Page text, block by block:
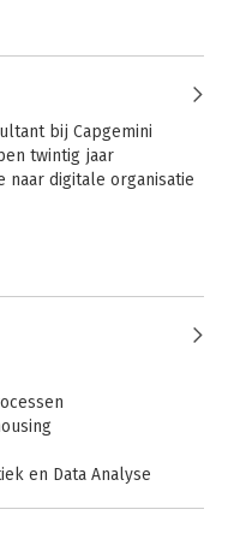
bij Capgemini
twintig jaar
naar digitale organisatie
en Data Analyse